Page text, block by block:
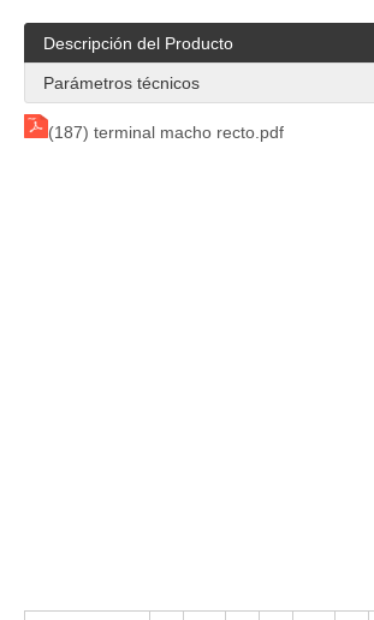
Descripción del Producto
Parámetros técnicos
(187) terminal macho recto.pdf